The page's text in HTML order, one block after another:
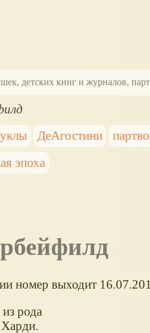
детских книг и журналов,
ДеАгостини
эпоха
номер выходит
рода